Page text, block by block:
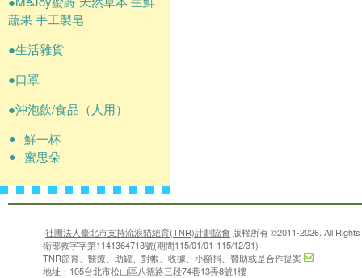
蔬果 手工製皂
●生活雜貨
●口罩
●沖泡飲/食品（人用）
鮮一杯
蜜思朵
社團法人臺北市支持流浪貓絕育(TNR)計劃協會 版權所有 ©2011-2026. All
衛部救字字第1141364713號(期間115/01/01-115/12/31)
TNR節育、醫療、助罐、對帳、收據、小額捐、贊助或是合作提案
地址：105台北市松山區八德路三段74巷13弄8號1樓